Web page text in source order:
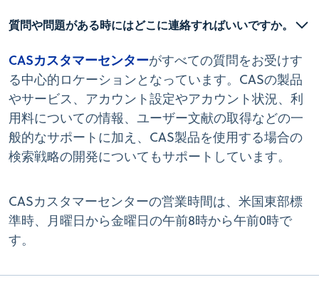
質問や問題がある時にはどこに連絡すればいいですか。
CASカスタマーセンターがすべての質問をお受けす
る中心的ロケーションとなっています。CASの製品
やサービス、アカウント設定やアカウント状況、利
用料についての情報、ユーザー文献の取得などの一
般的なサポートに加え、CAS製品を使用する場合の
検索戦略の開発についてもサポートしています。
CASカスタマーセンターの営業時間は、米国東部標
準時、月曜日から金曜日の午前8時から午前0時で
す。